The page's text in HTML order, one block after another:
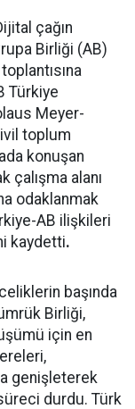
çağın
Birliği (AB)
Türkiye
Meyer-
toplum
konuşan
çalışma alanı
odaklanmak
AB ilişkileri
kaydetti.
başında
Birliği,
için en
genişleterek
durdu. Türk